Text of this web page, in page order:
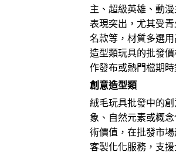
主、超級英雄、動
表現突出，尤其受
名款等，材質多選
造型類玩具的批發
作發布或熱門檔期時
創意造型類
絨毛玩具批發中的
象、自然元素或概
術價值，在批發市
客製化化服務，支